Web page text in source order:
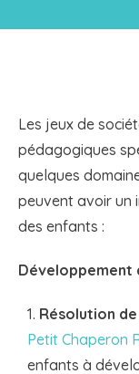
Les jeux de
pédagogiques
quelques
peuvent avoir un
des enfants :
Résolution
Petit Chaperon
enfants à